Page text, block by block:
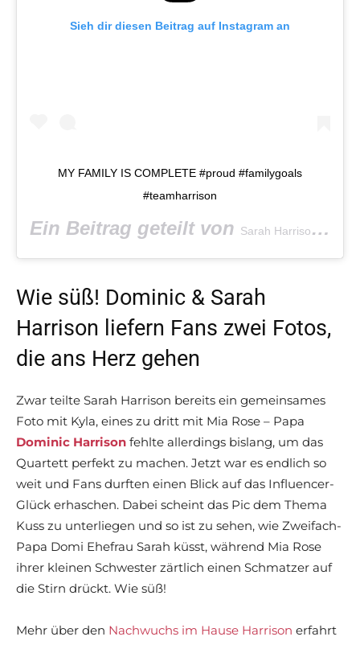
Sieh dir diesen Beitrag auf Instagram an
MY FAMILY IS COMPLETE #proud #familygoals
#teamharrison
Ein Beitrag geteilt von Sarah Harrison
Wie süß! Dominic & Sarah
Harrison liefern Fans zwei Fotos,
die ans Herz gehen
Zwar teilte Sarah Harrison bereits ein gemeinsames
Foto mit Kyla, eines zu dritt mit Mia Rose – Papa
Dominic Harrison fehlte allerdings bislang, um das
Quartett perfekt zu machen. Jetzt war es endlich so
weit und Fans durften einen Blick auf das Influencer-
Glück erhaschen. Dabei scheint das Pic dem Thema
Kuss zu unterliegen und so ist zu sehen, wie Zweifach-
Papa Domi Ehefrau Sarah küsst, während Mia Rose
ihrer kleinen Schwester zärtlich einen Schmatzer auf
die Stirn drückt. Wie süß!
Mehr über den Nachwuchs im Hause Harrison erfahrt